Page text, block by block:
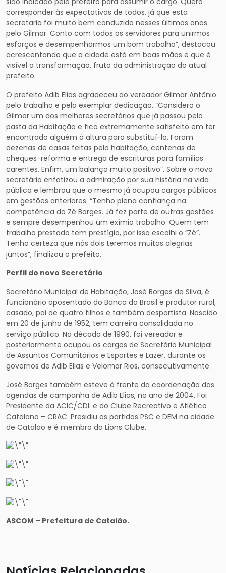
corresponder às expectativas de todos, já que esta
secretaria foi muito bem conduzida nesses últimos anos
pelo Gilmar. Conto com todos os servidores para unirmos
esforços e desempenharmos um bom trabalho”, destacou
acrescentando que a cidade está em boas mãos e que é
visível a transformação, fruto da administração do atual
prefeito.
O prefeito Adib Elias agradeceu ao vereador Gilmar Antônio
pelo trabalho e pela exemplar dedicação. “Considero o
Gilmar um dos melhores secretários que já passou pela
pasta da Habitação e fico extremamente satisfeito em ter
encontrado alguém à altura para substituí-lo. Foram
dezenas de casas feitas pela habitação, centenas de
cheques-reforma e entrega de escrituras para famílias
carentes. Enfim, um balanço muito positivo”. Sobre o novo
secretário enfatizou a admiração por sua história na vida
pública e lembrou que o mesmo já ocupou cargos públicos
em gestões anteriores. “Tenho plena confiança na
competência do Zé Borges. Já fez parte de outras gestões
e sempre desempenhou um exímio trabalho. Quem tem
trabalho prestado tem prestígio, por isso escolhi o “Zé”.
Tenho certeza que nós dois teremos muitas alegrias
juntos”, finalizou o prefeito.
Perfil do novo Secretário
Secretário Municipal de Habitação, José Borges da Silva, é
funcionário aposentado do Banco do Brasil e produtor rural,
casado, pai de quatro filhos e também desportista. Nascido
em 20 de junho de 1952, tem carreira consolidada no
serviço público. Na década de 1990, foi vereador e
posteriormente ocupou os cargos de Secretário Municipal
de Assuntos Comunitários e Esportes e Lazer, durante os
governos de Adib Elias e Velomar Rios, consecutivamente.
José Borges também esteve à frente da coordenação das
agendas de campanha de Adib Elias, no ano de 2004. Foi
Presidente da ACIC/CDL e do Clube Recreativo e Atlético
Catalano – CRAC. Presidiu os partidos PSC e DEM na cidade
de Catalão e é membro do Lions Clube.
ASCOM – Prefeitura de Catalão.